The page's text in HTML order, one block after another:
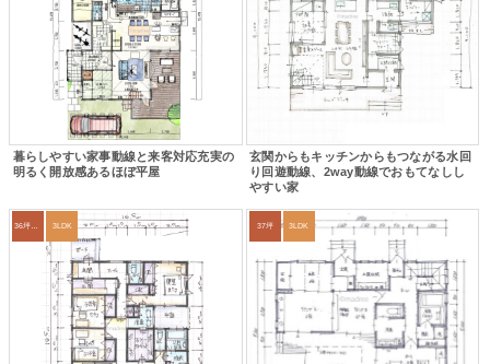
暮らしやすい家事動線と来客対応充実の
明るく開放感あるほぼ平屋
玄関からもキッチンからもつながる水回
り回遊動線、2way動線でおもてなしし
やすい家
3LDK 37坪 3LDK